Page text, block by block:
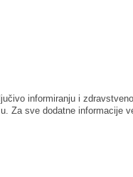
informiranju i
Za sve dodatne informacije